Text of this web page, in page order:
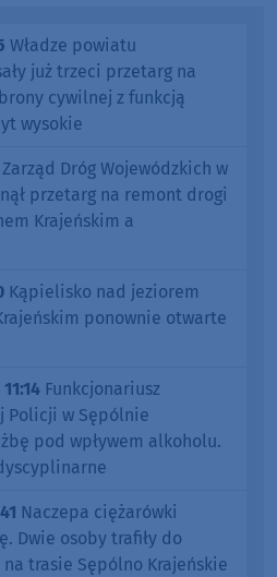
Władze powiatu
już trzeci przetarg na
cywilnej z funkcją
wysokie
Zarząd Dróg Wojewódzkich w
przetarg na remont drogi
Krajeńskim a
Kąpielisko nad jeziorem
ponownie otwarte
11:14 Funkcjonariusz
Policji w Sępólnie
pod wpływem alkoholu.
Naczepa ciężarówki
Dwie osoby trafiły do
trasie Sępólno Krajeńskie